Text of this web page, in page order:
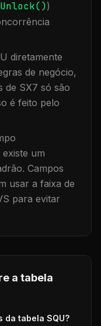
)
diretamente
de negócio,
de SX7 só são
é feito pelo
um
Campos
usar a faixa de
para evitar
a tabela
da tabela SQU?